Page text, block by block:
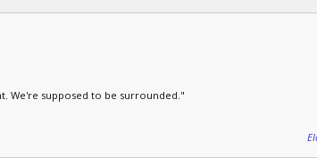
We're supposed to be surrounded."